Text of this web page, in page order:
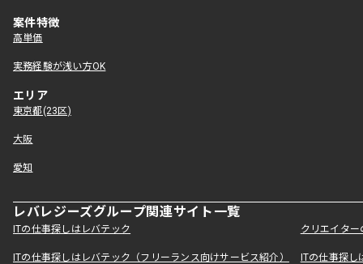
案件特徴
高単価
実務経験が浅い方OK
エリア
東京都(23区)
大阪
愛知
レバレジーズグループ関連サイト一覧
ITの仕事探しはレバテック クリエイタ
ITの仕事探しはレバテック（フリーランス向けサービス紹介） ITの仕事探